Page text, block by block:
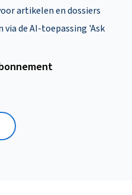
artikelen en dossiers
de AI-toepassing 'Ask